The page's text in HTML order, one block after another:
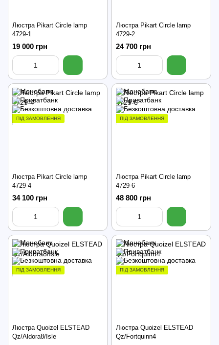
Люстра Pikart Circle lamp
4729-1
19 000 грн
Люстра Pikart Circle lamp
4729-2
24 700 грн
ПІД ЗАМОВЛЕННЯ
Люстра Pikart Circle lamp
4729-4
34 100 грн
ПІД ЗАМОВЛЕННЯ
Люстра Pikart Circle lamp
4729-6
48 800 грн
ПІД ЗАМОВЛЕННЯ
Люстра Quoizel ELSTEAD
Qz/Aldora8/Isle
ПІД ЗАМОВЛЕННЯ
Люстра Quoizel ELSTEAD
Qz/Fortquinn4